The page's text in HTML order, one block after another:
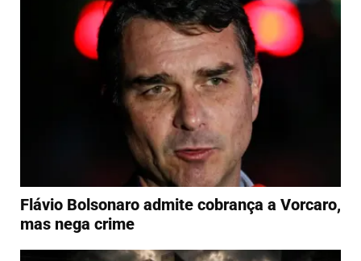
Flávio Bolsonaro admite cobrança a Vorcaro,
mas nega crime